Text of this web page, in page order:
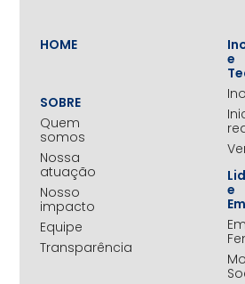
HOME
SOBRE
Quem
somos
Nossa
atuação
Nosso
impacto
Equipe
Transparência
e
e